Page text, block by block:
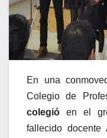
En una
Colegio de
colegió en el
fallecido